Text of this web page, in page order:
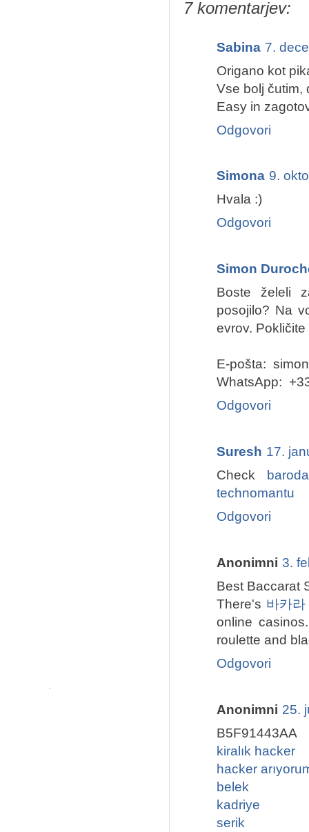
7 komentarjev:
Sabina 7.
Origano kot
Vse bolj čutim,
Easy in
Odgovori
Simona 9.
Hvala :)
Odgovori
Simon
Boste želeli
posojilo? Na
evrov. Pokličite
E-pošta:
WhatsApp:
Odgovori
Suresh 17.
Check
technomantu
Odgovori
Anonimni 3.
Best Baccarat
There's 바카
online
roulette and
Odgovori
Anonimni 25.
B5F91443AA
kiralık hacker
hacker
belek
kadriye
serik